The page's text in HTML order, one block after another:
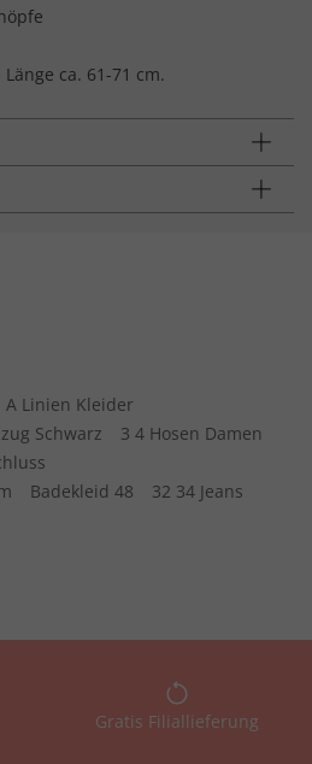
ca. 61-71 cm.
A Linien Kleider
Schwarz
3 4 Hosen Damen
Badekleid 48
32 34 Jeans
Gratis Filiallieferung